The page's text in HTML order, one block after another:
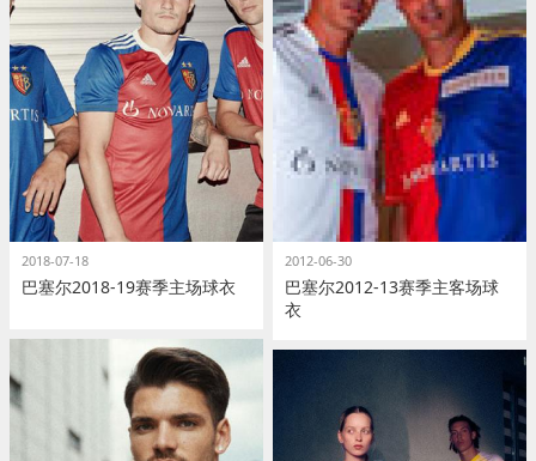
2018-07-18
巴塞尔2018-19赛季主场球衣
2012-06-30
巴塞尔2012-13赛季主客场球
衣